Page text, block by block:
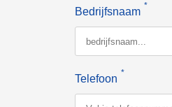
Bedrijfsnaam *
Telefoon *